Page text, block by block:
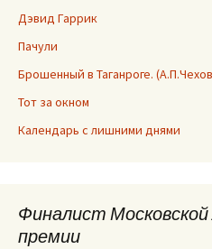
Дэвид Гаррик
Пачули
Брошенный в Таганроге.
Тот за окном
Календарь с лишними днями
Финалист
премии